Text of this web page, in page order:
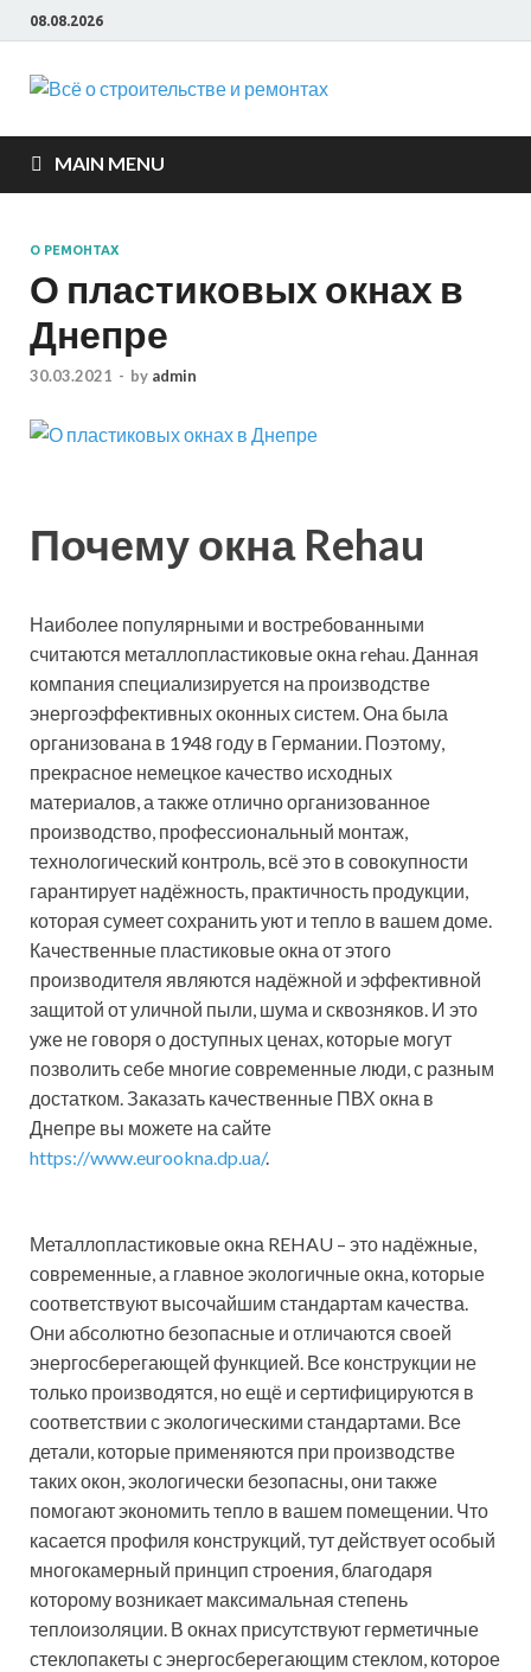
08.08.2026
Всё о
MAIN MENU
О РЕМОНТАХ
О пластиковых окнах в
Днепре
30.03.2021 - by admin
Почему окна Rehau
Наиболее популярными и востребованными
считаются металлопластиковые окна rehau. Данная
компания специализируется на производстве
энергоэффективных оконных систем. Она была
организована в 1948 году в Германии. Поэтому,
прекрасное немецкое качество исходных
материалов, а также отлично организованное
производство, профессиональный монтаж,
технологический контроль, всё это в совокупности
гарантирует надёжность, практичность продукции,
которая сумеет сохранить уют и тепло в вашем доме.
Качественные пластиковые окна от этого
производителя являются надёжной и эффективной
защитой от уличной пыли, шума и сквозняков. И это
уже не говоря о доступных ценах, которые могут
позволить себе многие современные люди, с разным
достатком. Заказать качественные ПВХ окна в
Днепре вы можете на сайте
https://www.eurookna.dp.ua/.
Металлопластиковые окна REHAU – это надёжные,
современные, а главное экологичные окна, которые
соответствуют высочайшим стандартам качества.
Они абсолютно безопасные и отличаются своей
энергосберегающей функцией. Все конструкции не
только производятся, но ещё и сертифицируются в
соответствии с экологическими стандартами. Все
детали, которые применяются при производстве
таких окон, экологически безопасны, они также
помогают экономить тепло в вашем помещении. Что
касается профиля конструкций, тут действует особый
многокамерный принцип строения, благодаря
которому возникает максимальная степень
теплоизоляции. В окнах присутствуют герметичные
стеклопакеты с энергосберегающим стеклом, которое